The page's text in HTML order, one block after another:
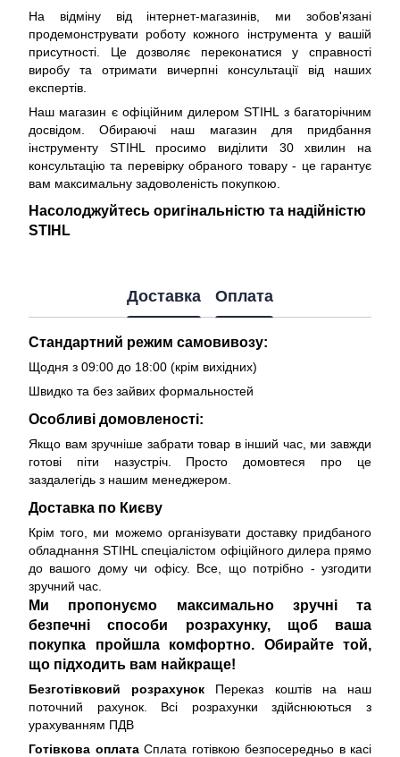
На відміну від інтернет-магазинів, ми зобов'язані
продемонструвати роботу кожного інструмента у вашій
присутності. Це дозволяє переконатися у справності
виробу та отримати вичерпні консультації від наших
експертів.
Наш магазин є офіційним дилером STIHL з багаторічним
досвідом. Обираючі наш магазин для придбання
інструменту STIHL просимо виділити 30 хвилин на
консультацію та перевірку обраного товару - це гарантує
вам максимальну задоволеність покупкою.
Насолоджуйтесь оригінальністю та надійністю
STIHL
Доставка Оплата
Стандартний режим самовивозу:
Щодня з 09:00 до 18:00 (крім вихідних)
Швидко та без зайвих формальностей
Особливі домовленості:
Якщо вам зручніше забрати товар в інший час, ми завжди
готові піти назустріч. Просто домовтеся про це
заздалегідь з нашим менеджером.
Доставка по Києву
Крім того, ми можемо організувати доставку придбаного
обладнання STIHL спеціалістом офіційного дилера прямо
до вашого дому чи офісу. Все, що потрібно - узгодити
зручний час.
Ми пропонуємо максимально зручні та
безпечні способи розрахунку, щоб ваша
покупка пройшла комфортно. Обирайте той,
що підходить вам найкраще!
Безготівковий розрахунок Переказ коштів на наш
поточний рахунок. Всі розрахунки здійснюються з
урахуванням ПДВ
Готівкова оплатаСплата готівкою безпосередньо в касі